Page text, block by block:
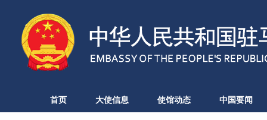
首页 大使信息 使馆动态 中国要闻